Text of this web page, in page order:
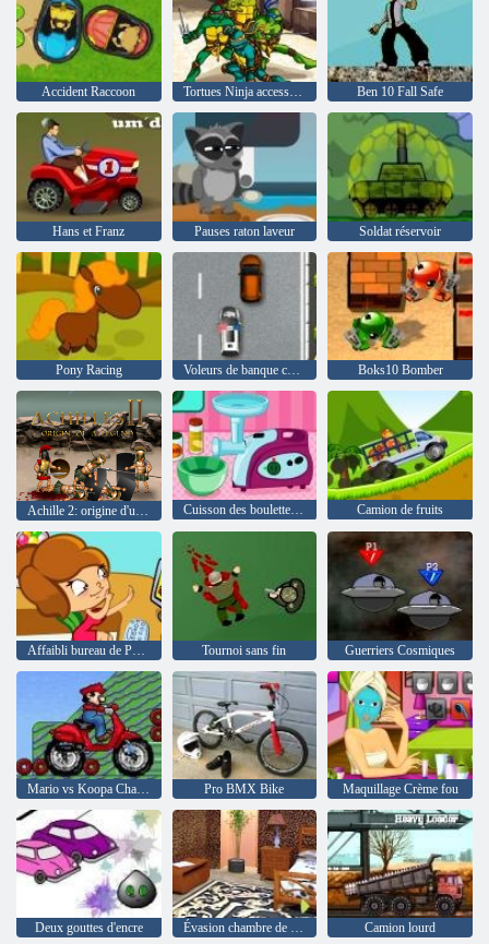
Accident Raccoon Tortues Ninja accessoires M. d'installation Ben 10 Fall Safe
Hans et Franz Pauses raton laveur Soldat réservoir
Pony Racing Voleurs de banque contre la police Boks10 Bomber
Achille 2: origine d'une légende Cuisson des boulettes de viande spaghetti Camion de fruits
Tournoi sans fin Guerriers Cosmiques
Mario vs Koopa Championnat Pro BMX Bike Maquillage Crème fou
Deux gouttes d'encre Évasion chambre de Lisa Camion lourd